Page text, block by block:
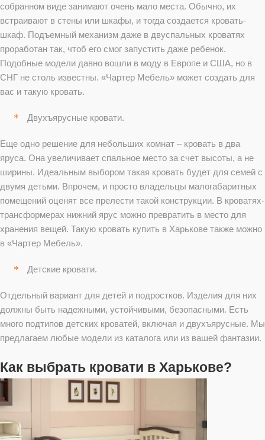
собранном виде занимают очень мало места. Обычно, их
встраивают в стены или шкафы, и тогда создается кровать-
шкаф. Подъемный механизм даже в двуспальных кроватях
проработан так, чтоб его смог запустить даже ребенок.
Подобные модели давно вошли в моду в Европе и США, но в
СНГ не столь известны. «Чартер Мебель» может создать для
вас и такую кровать.
Двухъярусные кровати.
Еще одно решение для небольших комнат – кровать в два
яруса. Она увеличивает спальное место за счет высоты, а не
ширины. Идеальным выбором такая кровать будет для семей с
двумя детьми. Впрочем, и просто владельцы малогабаритных
помещений оценят все прелести такой конструкции. В кроватях-
трансформерах нижний ярус можно превратить в место для
хранения вещей. Такую кровать купить в Харькове также можно
в «Чартер Мебель».
Детские кровати.
Отдельный вариант для детей и подростков. Изделия для них
должны быть надежными, устойчивыми, безопасными. Есть
много подтипов детских кроватей, включая и двухъярусные. Мы
предлагаем любые модели из каталога или из вашей фантазии.
Как выбрать кровати в Харькове?